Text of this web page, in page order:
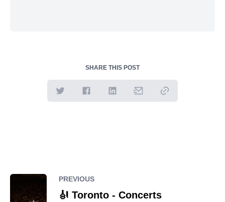
SHARE THIS POST
PREVIOUS
🎻 Toronto - Concerts